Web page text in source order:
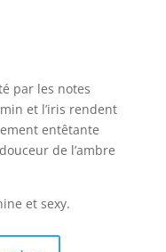
par les notes
et l’iris rendent
entêtante
de l’ambre
et sexy.